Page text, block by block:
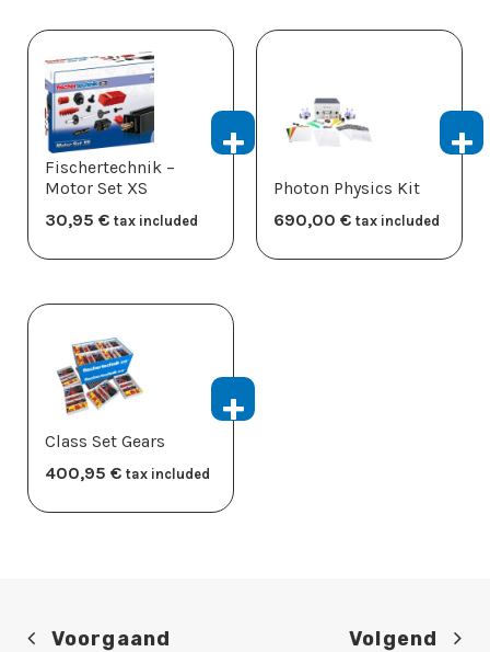
Fischertechnik –
Motor Set XS
30,95 ​€ tax included
Photon Physics Kit
690,00 ​€ tax included
Class Set Gears
400,95 ​€ tax included
Voorgaand Volgend